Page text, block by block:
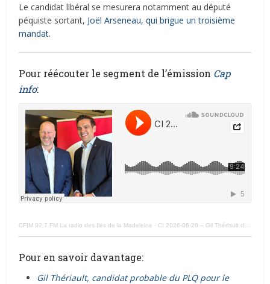
Le candidat libéral se mesurera notamment au député
péquiste sortant, Joël Arseneau, qui brigue un troisième
mandat.
Pour réécouter le segment de l’émission Cap
info:
CFIM 92,7 FM La radio des Iles de la Madeleine · CI 2026-06-26 – Gil Thériault devient officiellement candidat libéral
Pour en savoir davantage:
Gil Thériault, candidat probable du PLQ pour le